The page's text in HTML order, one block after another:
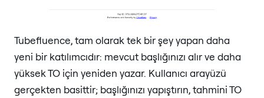
Tubefluence, tam olarak tek bir şey yapan daha
yeni bir katılımcıdır: mevcut başlığınızı alır ve daha
yüksek TO için yeniden yazar. Kullanıcı arayüzü
gerçekten basittir; başlığınızı yapıştırın, tahmini TO